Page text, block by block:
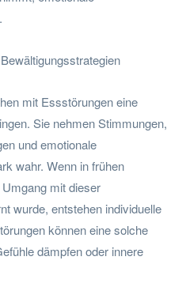
mit Essstörungen eine
Sie nehmen Stimmungen,
und emotionale
wahr. Wenn in frühen
mit dieser
wurde, entstehen individuelle
können eine solche
dämpfen oder innere